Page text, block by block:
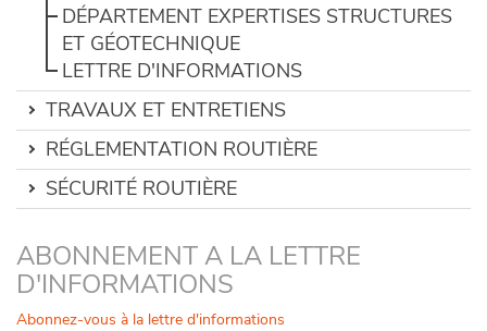
DÉPARTEMENT EXPERTISES STRUCTURES
ET GÉOTECHNIQUE
LETTRE D'INFORMATIONS
TRAVAUX ET ENTRETIENS
RÉGLEMENTATION ROUTIÈRE
SÉCURITÉ ROUTIÈRE
ABONNEMENT A LA LETTRE
D'INFORMATIONS
Abonnez-vous à la lettre d'informations